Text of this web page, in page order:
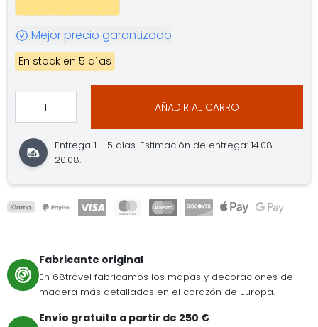
Mejor precio garantizado
En stock en 5 días
AÑADIR AL CARRO
Entrega 1 - 5 días. Estimación de entrega: 14.08. -
20.08.
Fabricante original
En 68travel fabricamos los mapas y decoraciones de
madera más detallados en el corazón de Europa.
Envío gratuito a partir de 250 €